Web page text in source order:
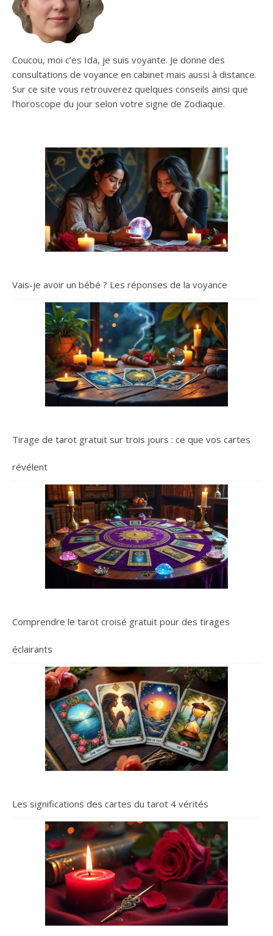
Coucou, moi c’es Ida, je suis voyante. Je donne des
consultations de voyance en cabinet mais aussi à distance.
Sur ce site vous retrouverez quelques conseils ainsi que
l’horoscope du jour selon votre signe de Zodiaque.
Vais-je avoir un bébé ? Les réponses de la voyance
Tirage de tarot gratuit sur trois jours : ce que vos cartes
révélent
Comprendre le tarot croisé gratuit pour des tirages
éclairants
Les significations des cartes du tarot 4 vérités